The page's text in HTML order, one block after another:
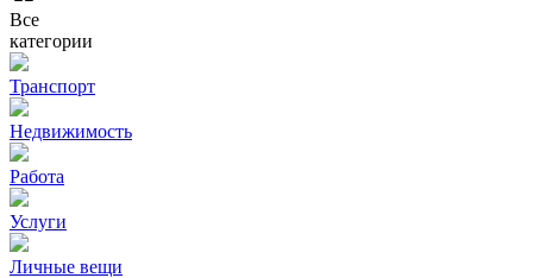
Все
категории
Транспорт
Недвижимость
Работа
Услуги
Личные вещи